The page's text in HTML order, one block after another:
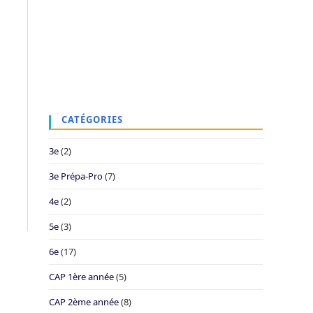
CATÉGORIES
3e(2)
3e Prépa-Pro(7)
4e(2)
5e(3)
6e(17)
CAP 1ère année(5)
CAP 2ème année(8)